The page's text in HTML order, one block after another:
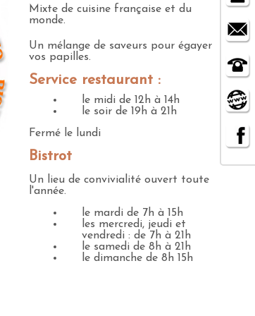
Mixte de cuisine française et du
monde.
Un mélange de saveurs pour égayer
vos papilles.
Service restaurant :
le midi de 12h à 14h
le soir de 19h à 21h
Fermé le lundi
Bistrot
Un lieu de convivialité ouvert toute
l'année.
le mardi de 7h à 15h
les mercredi, jeudi et
vendredi : de 7h à 21h
le samedi de 8h à 21h
le dimanche de 8h 15h